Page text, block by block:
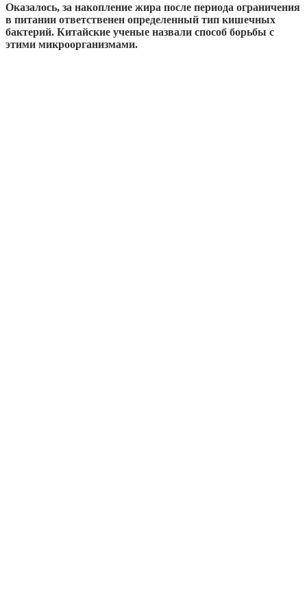
Оказалось, за накопление жира после периода ограничения
в питании ответственен определенный тип кишечных
бактерий. Китайские ученые назвали способ борьбы с
этими микроорганизмами.